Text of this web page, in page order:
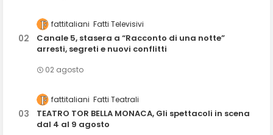
fattitaliani Fatti Televisivi
Canale 5, stasera a “Racconto di una notte”
arresti, segreti e nuovi conflitti
02 agosto
fattitaliani Fatti Teatrali
TEATRO TOR BELLA MONACA, Gli spettacoli in scena
dal 4 al 9 agosto